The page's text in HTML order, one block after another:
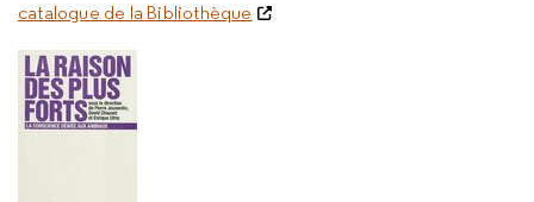
catalogue de la Bibliothèque